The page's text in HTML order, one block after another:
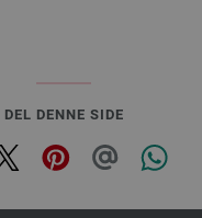
DEL DENNE SIDE